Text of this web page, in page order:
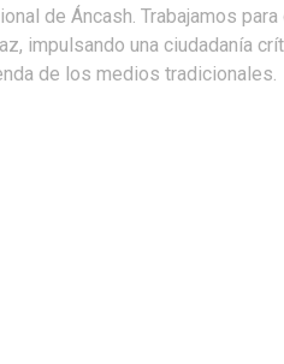
de Áncash. Trabajamos
impulsando una ciudadanía
de los medios tradicionales.